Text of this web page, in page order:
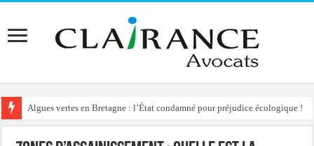
Algues vertes en Bretagne : l’État condamné pour préjudice écologique !